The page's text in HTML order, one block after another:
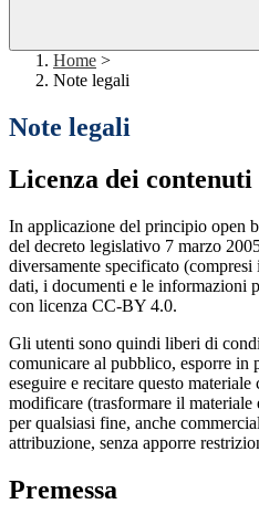
Home >
Note legali
Note legali
Licenza dei contenuti
In applicazione del principio open
del decreto legislativo 7 marzo
diversamente specificato
dati, i documenti e le informazioni
con licenza CC-BY 4.0.
Gli utenti sono quindi liberi di
comunicare al pubblico, esporre in
eseguire e recitare questo
modificare (trasformare il
per qualsiasi fine, anche
attribuzione, senza apporre
Premessa